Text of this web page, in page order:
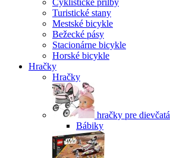
Cyklistické prilby
Turistické stany
Mestské bicykle
Bežecké pásy
Stacionárne bicykle
Horské bicykle
Hračky
Hračky
hračky pre dievčatá
Bábiky